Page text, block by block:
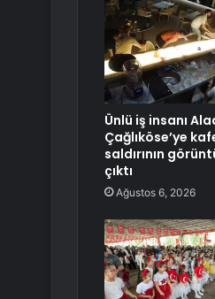
Ünlü iş insanı
Çağlıköse’ye
saldırının
çıktı
Ağustos 6, 2026